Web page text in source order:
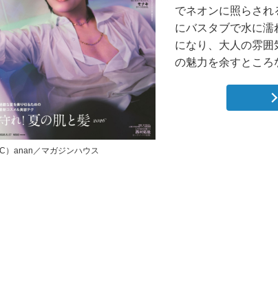
でネオンに照らさ
にバスタブで水に
になり、大人の雰
の魅力を余すところ
C）anan／マガジンハウス